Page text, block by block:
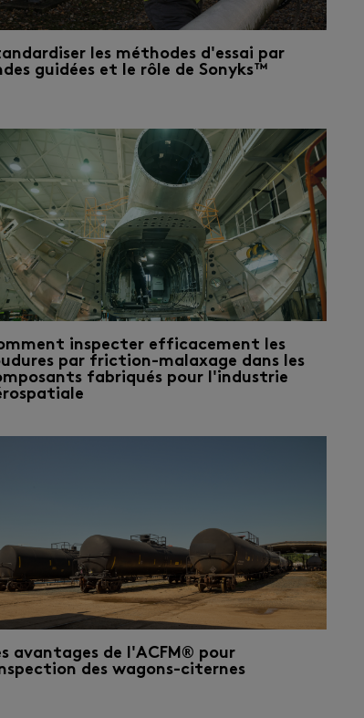
les méthodes d'essai par
guidées et le rôle de Sonyks™
inspecter efficacement les
par friction-malaxage dans les
fabriqués pour l'industrie
avantages de l'ACFM® pour
des wagons-citernes